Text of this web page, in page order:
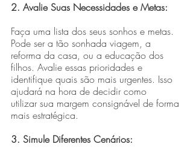
2. Avalie Suas Necessidades e Metas:
Faça uma lista dos seus sonhos e metas.
Pode ser a tão sonhada viagem, a
reforma da casa, ou a educação dos
filhos. Avalie essas prioridades e
identifique quais são mais urgentes. Isso
ajudará na hora de decidir como
utilizar sua margem consignável de forma
mais estratégica.
3. Simule Diferentes Cenários: